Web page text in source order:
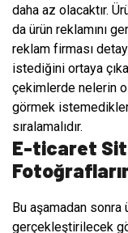
daha az olacaktır.
da ürün reklamını
reklam firması
istediğini ortaya
çekimlerde nelerin
görmek
sıralamalıdır.
E-ticaret
Bu aşamadan sonra
gerçekleştirilecek